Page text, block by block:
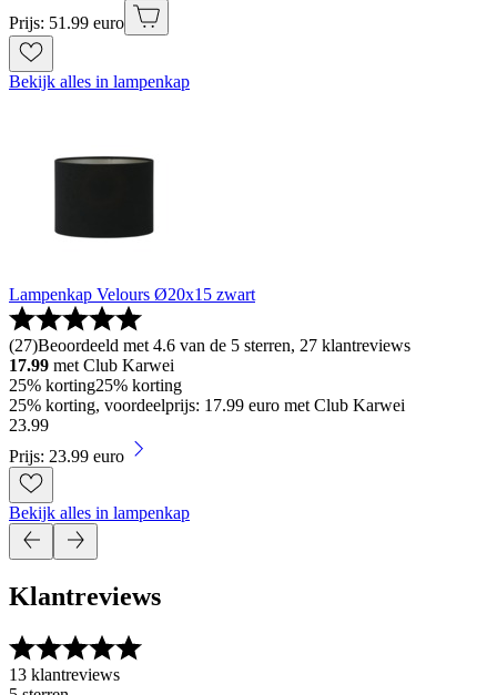
Prijs: 51.99 euro
Bekijk alles in lampenkap
Lampenkap Velours Ø20x15 zwart
(27)Beoordeeld met 4.6 van de 5 sterren, 27 klantreviews
17.99 met Club Karwei
25% korting25% korting
25% korting, voordeelprijs: 17.99 euro met Club Karwei
23.99
Prijs: 23.99 euro
Bekijk alles in lampenkap
Klantreviews
13 klantreviews